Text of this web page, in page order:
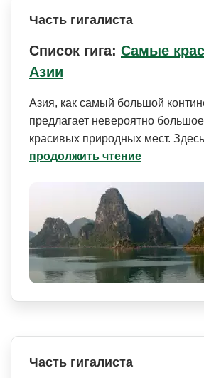
Часть гигалиста
Список гига: Самые
Азии
Азия, как самый большой
предлагает невероятно
красивых природных мест.
продолжить чтение
Часть гигалиста